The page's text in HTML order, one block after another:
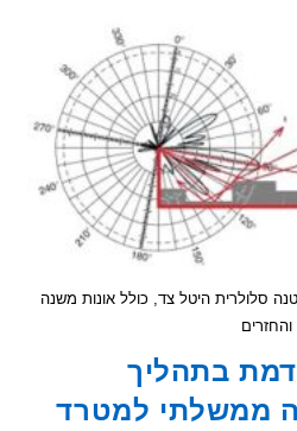
היטל צד, כולל אונות משנה
למטרד